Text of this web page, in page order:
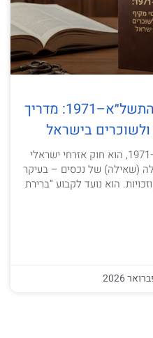
חוק השכירות והשאילה, התשל״א–1971: מדריך
בישראל
חוק השכירות והשאילה, התשל"א–1971, הוא חוק אזרחי ישראלי
(שאילה) של נכסים – בעיקר
הוא נועד לקבוע “ברירת